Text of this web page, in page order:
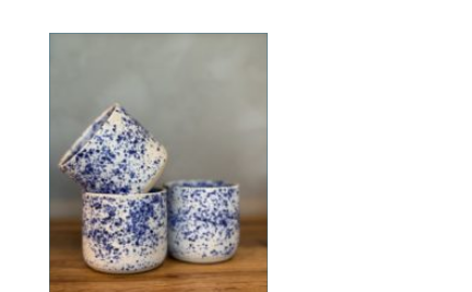
bevægelsens
eksperimenterende
design ser vi, hvordan
kunst ...